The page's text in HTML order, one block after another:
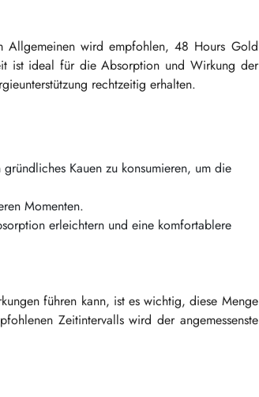
Allgemeinen wird empfohlen, 48 Hours Gold
ist ideal für die Absorption und Wirkung der
rechtzeitig erhalten.
Kauen zu konsumieren, um die
Momenten.
erleichtern und eine komfortablere
führen kann, ist es wichtig, diese Menge
Zeitintervalls wird der angemessenste